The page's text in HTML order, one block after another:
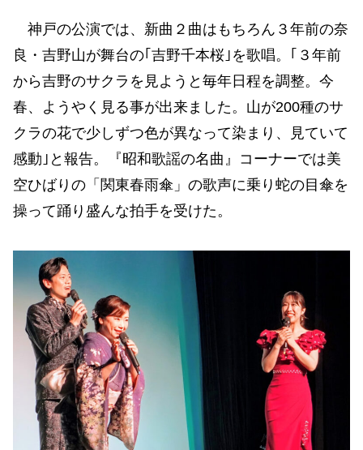
神戸の公演では、新曲２曲はもちろん３年前の奈
良・吉野山が舞台の｢吉野千本桜｣を歌唱。｢３年前
から吉野のサクラを見ようと毎年日程を調整。今
春、ようやく見る事が出来ました。山が200種のサ
クラの花で少しずつ色が異なって染まり、見ていて
感動｣と報告。『昭和歌謡の名曲』コーナーでは美
空ひばりの「関東春雨傘」の歌声に乗り蛇の目傘を
操って踊り盛んな拍手を受けた。